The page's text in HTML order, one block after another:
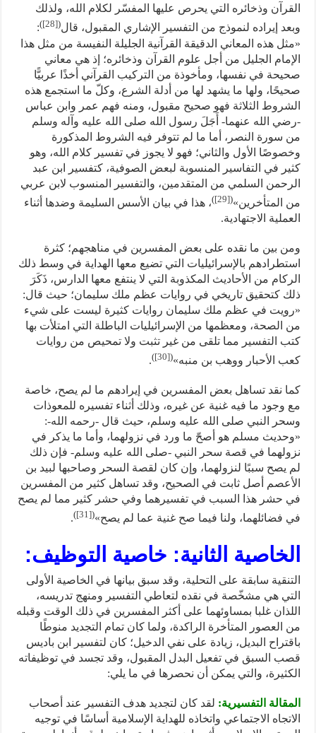
القرآن وذخائره التي يحرص عليها المفسّر لكلام الله، ولذلك
وبعد إيراده لنموذج من التفسير الإشاري المقبول، قال(
[28]
)
:
«مثل هذه المعاني الدقيقة القرآنية الجليلة النفيسة من مثل هذا
الإمام الجليل من أجل علوم القرآن وذخائره؛ إذ هي معاني
صحيحة في نفسها، ومأخوذة من التركيب القرآني أخذًا عربيًّا
صحيحًا، ولها ما يشهد لها من أدلة الشرع، وكلّ ما استجمع هذه
الشروط الثلاثة فهو صحيح مقبول، ومنه فهم عمر وابن عباس
-رضي الله عنهما- أَجَلَ رسول الله صلى الله عليه وآله وسلم
من سورة النصر، أما ما لم تتوفر فيه الشروط المذكورة
وخصوصًا الأول والثاني؛ فهو لا يجوز في تفسير كلام الله، وهو
كثير في التفاسير المنسوبة لبعض الصوفية، كتفسير ابن عبد
الرحمن السلمي من المتقدمين، والتفسير المنسوب لابن عربي
من المتأخرين»(
[29]
)، هذا في بيان الأسس السليمة وضدها أثناء
العملية الاجتهادية.
ومن بين ما نقده على بعض المفسرين في مناهجهم؛ كثرة
استطرادهم بالإسرائيليات التي تضيع معها الهداية في وسط ذلك
الركام من الأحاديث المكذوبة التي لا ينتفع معها الدارس، ذَكَرَ
ذلك كتحقيق تاريخي في روايات عظم ملك سليمان؛ حيث قال:
«رويت في عظم ملك سليمان روايات كثيرة ليست على شيء
من الصحة، ومعظمها من الإسرائيليات الباطلة التي امتلأت بها
كتب التفسير مما تلقى من غير تثبت ولا تمحيص من روايات
كعب الأحبار ووهب بن منبه»(
[30]
)
.
كما نقد تساهل بعض المفسرين في إيرادهم ما لم يصح، خاصة
مع وجود ما فيه غنية عن غيره، وذلك أثناء تفسيره للمعوذات
وسحر النبي صلى الله عليه وسلم، حيث قال -رحمه الله-:
«وحديث مسلم هو أصحّ ما ورد في نزولهما، وأما ما يذكر في
نزولهما في قصة سحر النبي -صلى الله عليه وسلم- فإن ذلك
لم يصح سببًا لنزولهما، وإن كان لقصة السحر وصاحبها لبيد بن
الأعصم أصل ثابت في الصحيح، وقد تساهل كثير من المفسرين
في حشر هذا السبب في تفسيرهما وفي حشر كثير مما لم يصح
في فضائلهما، ولنا فيما صح غنية عما لم يصح»(
[31]
)
.
الخاصية الثانية: خاصية التوظيف:
التنقية سابقة على التحلية، وقد سبق بيانها في الخاصية الأولى
التي هي مشخّصة في نقده لتعاطي التفسير ومنهج تدريسه،
اللذان غلبا بمساوئهما على أكثر المفسرين في ذلك الوقت وقبله
من العصور المتأخرة الراكدة، ولما كان تمام التجديد منوطًا
باقتراح البديل، زيادة على نفي الدخيل؛ كان لتفسير ابن باديس
قصب السبق في تفعيل البدل المقبول، وقد تجسد في توظيفاته
الكثيرة، والتي يمكن أن نحصرها في ما يلي:
المقالة التفسيرية: لقد كان لتجديد هدف التفسير عند أصحاب
الاتجاه الاجتماعي واتخاذه للهداية الإسلامية أساسًا في توجيه